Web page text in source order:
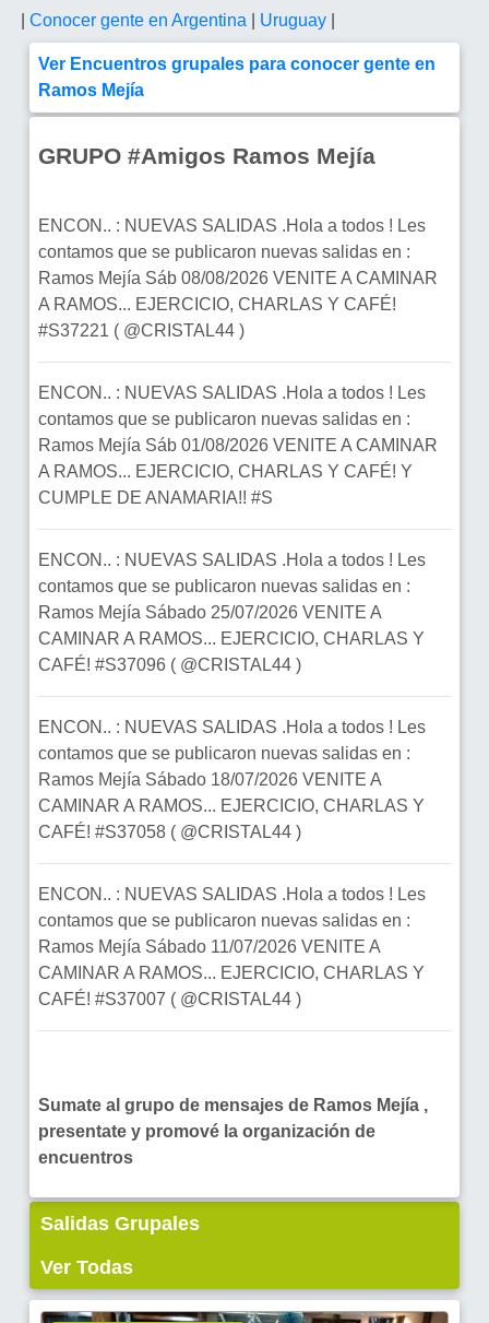
Conocer gente en Argentina Uruguay
Ver Encuentros grupales para conocer gente en
Ramos Mejía
GRUPO #Amigos Ramos Mejía
ENCON.. : NUEVAS SALIDAS .Hola a todos ! Les
contamos que se publicaron nuevas salidas en :
Ramos Mejía Sáb 08/08/2026 VENITE A CAMINAR
A RAMOS... EJERCICIO, CHARLAS Y CAFÉ!
#S37221 ( @CRISTAL44 )
ENCON.. : NUEVAS SALIDAS .Hola a todos ! Les
contamos que se publicaron nuevas salidas en :
Ramos Mejía Sáb 01/08/2026 VENITE A CAMINAR
A RAMOS... EJERCICIO, CHARLAS Y CAFÉ! Y
CUMPLE DE ANAMARIA!! #S
ENCON.. : NUEVAS SALIDAS .Hola a todos ! Les
contamos que se publicaron nuevas salidas en :
Ramos Mejía Sábado 25/07/2026 VENITE A
CAMINAR A RAMOS... EJERCICIO, CHARLAS Y
CAFÉ! #S37096 ( @CRISTAL44 )
ENCON.. : NUEVAS SALIDAS .Hola a todos ! Les
contamos que se publicaron nuevas salidas en :
Ramos Mejía Sábado 18/07/2026 VENITE A
CAMINAR A RAMOS... EJERCICIO, CHARLAS Y
CAFÉ! #S37058 ( @CRISTAL44 )
ENCON.. : NUEVAS SALIDAS .Hola a todos ! Les
contamos que se publicaron nuevas salidas en :
Ramos Mejía Sábado 11/07/2026 VENITE A
CAMINAR A RAMOS... EJERCICIO, CHARLAS Y
CAFÉ! #S37007 ( @CRISTAL44 )
Sumate al grupo de mensajes de Ramos Mejía ,
presentate y promové la organización de
encuentros
Salidas Grupales
Ver Todas